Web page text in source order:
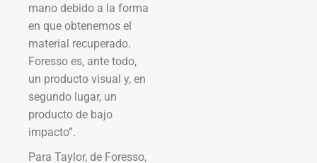
mano debido a la forma
en que obtenemos el
material recuperado.
Foresso es, ante todo,
un producto visual y, en
segundo lugar, un
producto de bajo
impacto”.
Para Taylor, de Foresso,